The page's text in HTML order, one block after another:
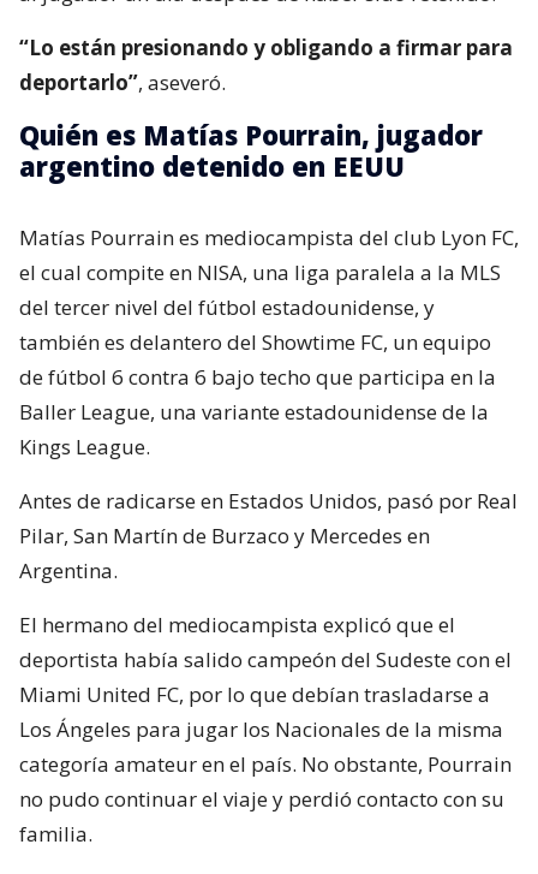
“Lo están presionando y obligando a firmar para
deportarlo”, aseveró.
Quién es Matías Pourrain, jugador
argentino detenido en EEUU
Matías Pourrain es mediocampista del club Lyon FC,
el cual compite en NISA, una liga paralela a la MLS
del tercer nivel del fútbol estadounidense, y
también es delantero del Showtime FC, un equipo
de fútbol 6 contra 6 bajo techo que participa en la
Baller League, una variante estadounidense de la
Kings League.
Antes de radicarse en Estados Unidos, pasó por Real
Pilar, San Martín de Burzaco y Mercedes en
Argentina.
El hermano del mediocampista explicó que el
deportista había salido campeón del Sudeste con el
Miami United FC, por lo que debían trasladarse a
Los Ángeles para jugar los Nacionales de la misma
categoría amateur en el país. No obstante, Pourrain
no pudo continuar el viaje y perdió contacto con su
familia.